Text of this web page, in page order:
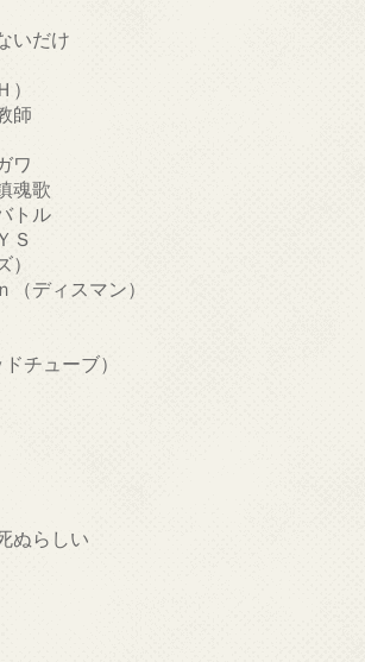
いだけ
）
師
ワ
魂歌
トル
Ｓ
）
ディスマン）
チューブ）
ぬらしい